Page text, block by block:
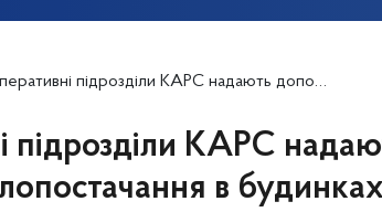
підрозділи КАРС надають допомогу з розігріву систем теплопостачання в будинках столиці в Дарницькому та Дніпровському районах міста
підрозділи КАРС
в